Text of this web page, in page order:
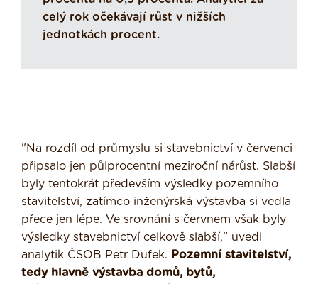
celý rok očekávají růst v nižších
jednotkách procent.
"Na rozdíl od průmyslu si stavebnictví v červenci
připsalo jen půlprocentní meziroční nárůst. Slabší
byly tentokrát především výsledky pozemního
stavitelství, zatímco inženýrská výstavba si vedla
přece jen lépe. Ve srovnání s červnem však byly
výsledky stavebnictví celkově slabší," uvedl
analytik ČSOB Petr Dufek. Pozemní stavitelství,
tedy hlavně výstavba domů, bytů,